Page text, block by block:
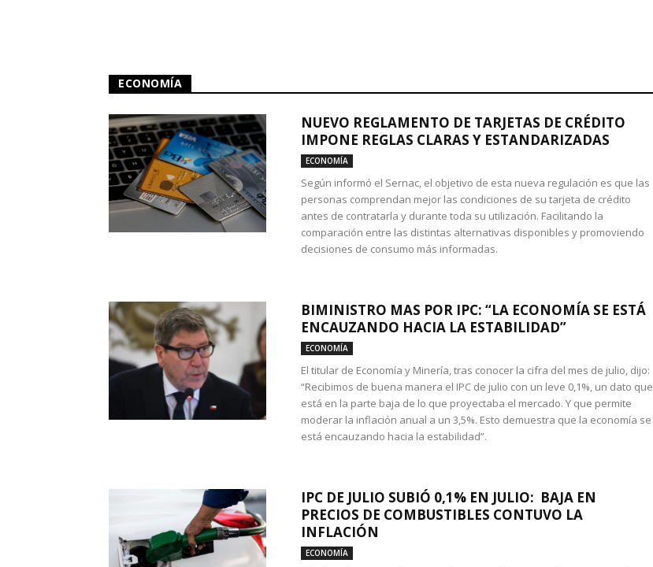
ECONOMÍA
NUEVO REGLAMENTO DE TARJETAS DE CRÉDITO
IMPONE REGLAS CLARAS Y ESTANDARIZADAS
ECONOMÍA
Según informó el Sernac, el objetivo de esta nueva regulación es que las
personas comprendan mejor las condiciones de su tarjeta de crédito
antes de contratarla y durante toda su utilización. Facilitando la
comparación entre las distintas alternativas disponibles y promoviendo
decisiones de consumo más informadas.
BIMINISTRO MAS POR IPC: “LA ECONOMÍA SE ESTÁ
ENCAUZANDO HACIA LA ESTABILIDAD”
ECONOMÍA
El titular de Economía y Minería, tras conocer la cifra del mes de julio, dijo:
“Recibimos de buena manera el IPC de julio con un leve 0,1%, un dato que
está en la parte baja de lo que proyectaba el mercado. Y que permite
moderar la inflación anual a un 3,5%. Esto demuestra que la economía se
está encauzando hacia la estabilidad”.
IPC DE JULIO SUBIÓ 0,1% EN JULIO: BAJA EN
PRECIOS DE COMBUSTIBLES CONTUVO LA
INFLACIÓN
ECONOMÍA